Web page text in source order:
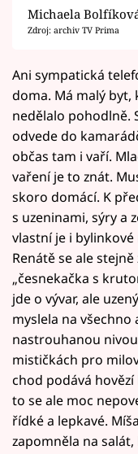
Michaela
Zdroj: archiv TV Prima
Ani sympatická
doma. Má malý byt,
nedělalo pohodlně.
odvede do
občas tam i vaří.
vaření je to znát.
skoro domácí. K
s uzeninami, sýry a
vlastní je i
Renátě se ale
„česnekačka s
jde o vývar, ale
myslela na všechno
nastrouhanou
mističkách pro
chod podává
to se ale moc
řídké a lepkavé.
zapomněla na